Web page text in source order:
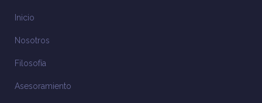
Inicio
Nosotros
Filosofía
Asesoramiento